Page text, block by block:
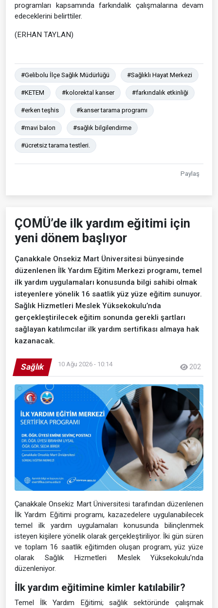
programları kapsamında farkındalık çalışmalarına devam
edeceklerini belirttiler.
(ERHAN TAYLAN)
#Gelibolu İlçe Sağlık Müdürlüğü #Sağlıklı Hayat Merkezi
#KETEM #kolorektal kanser #farkındalık etkinliği
#erken teşhis #kanser tarama programı
#mavi balon #sağlık bilgilendirme
#ücretsiz tarama testleri.
Paylaş
ÇOMÜ’de ilk yardım eğitimi için
yeni dönem başlıyor
Çanakkale Onsekiz Mart Üniversitesi bünyesinde
düzenlenen İlk Yardım Eğitim Merkezi programı, temel
ilk yardım uygulamaları konusunda bilgi sahibi olmak
isteyenlere yönelik 16 saatlik yüz yüze eğitim sunuyor.
Sağlık Hizmetleri Meslek Yüksekokulu’nda
gerçekleştirilecek eğitim sonunda gerekli şartları
sağlayan katılımcılar ilk yardım sertifikası almaya hak
kazanacak.
Sağlık 10 Ağu 2026 - 10:14 202
Çanakkale Onsekiz Mart Üniversitesi tarafından düzenlenen
İlk Yardım Eğitimi programı, kazazedelere uygulanabilecek
temel ilk yardım uygulamaları konusunda bilinçlenmek
isteyen kişilere yönelik olarak gerçekleştiriliyor. İki gün süren
ve toplam 16 saatlik eğitimden oluşan program, yüz yüze
olarak Sağlık Hizmetleri Meslek Yüksekokulu’nda
düzenleniyor.
İlk yardım eğitimine kimler katılabilir?
Temel İlk Yardım Eğitimi; sağlık sektöründe çalışmak